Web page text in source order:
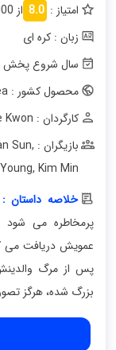
امتیاز : 8.0 از 11000 رای در سایت
زبان : کره ای
سال شروع
محصول کشور : South Korea
کارگردان : Lee Kwon
بازیگران : Lee Dong Wook Sun,
, Kim Min
خلاصه داستان :
پرمخاطره می شود
عمویش دریافت می
پس از مرگ
بزرگ شده، هرگز